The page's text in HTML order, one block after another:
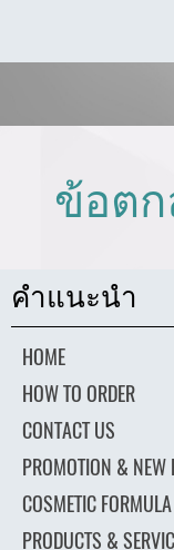
ข้อตก
คำแนะนำ
HOME
HOW TO ORDER
CONTACT US
PROMOTION & NEW
COSMETIC FORMULA
PRODUCTS &